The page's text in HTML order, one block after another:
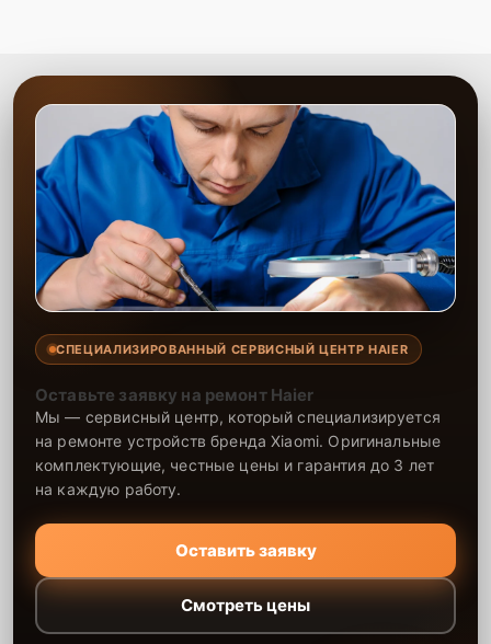
СПЕЦИАЛИЗИРОВАННЫЙ СЕРВИСНЫЙ ЦЕНТР HAIER
Оставьте заявку на ремонт Haier
Мы — сервисный центр, который специализируется
на ремонте устройств бренда Xiaomi. Оригинальные
комплектующие, честные цены и гарантия до 3 лет
на каждую работу.
Оставить заявку
Смотреть цены